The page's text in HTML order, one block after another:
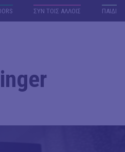
ΣΥΝ ΤΟΙΣ ΑΛΛΟΙΣ ΠΑΙΔΙ